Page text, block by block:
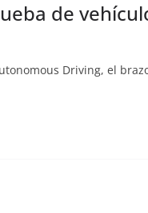
de
Driving, el